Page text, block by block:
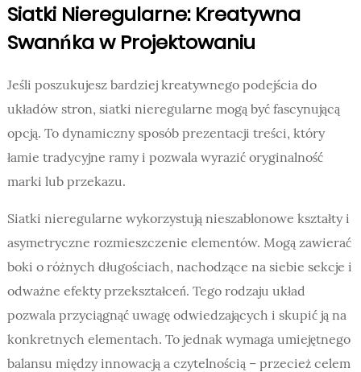
Siatki Nieregularne: Kreatywna
Swanńka w Projektowaniu
Jeśli poszukujesz bardziej kreatywnego podejścia do
układów stron, siatki nieregularne mogą być fascynującą
opcją. To dynamiczny sposób prezentacji treści, który
łamie tradycyjne ramy i pozwala wyrazić oryginalność
marki lub przekazu.
Siatki nieregularne wykorzystują nieszablonowe kształty i
asymetryczne rozmieszczenie elementów. Mogą zawierać
boki o różnych długościach, nachodzące na siebie sekcje i
odważne efekty przekształceń. Tego rodzaju układ
pozwala przyciągnąć uwagę odwiedzających i skupić ją na
konkretnych elementach. To jednak wymaga umiejętnego
balansu między innowacją a czytelnością – przecież celem